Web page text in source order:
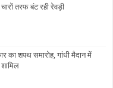
तरफ बंट रही रेवड़ी
का शपथ समारोह, गांधी मैदान में
शामिल